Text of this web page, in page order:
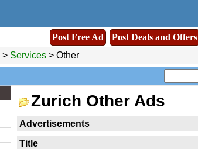
Post Free Ad Post Deals and Offers
> Services> Other
Zurich Other Ads
Advertisements
Title